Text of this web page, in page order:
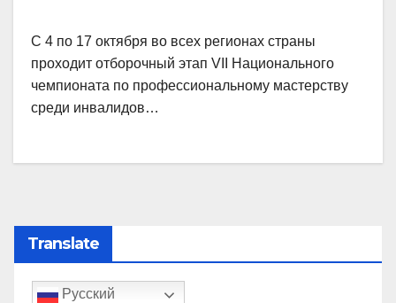
С 4 по 17 октября во всех регионах страны
проходит отборочный этап VII Национального
чемпионата по профессиональному мастерству
среди инвалидов…
Translate
Русский